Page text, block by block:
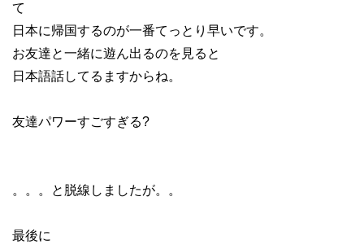
て
日本に帰国するのが一番てっとり早いです。
お友達と一緒に遊ん出るのを見ると
日本語話してるますからね。
友達パワーすごすぎる?
。。。と脱線しましたが。。
最後に